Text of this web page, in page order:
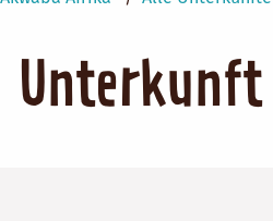
Unterkunft